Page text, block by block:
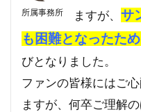
所属事務所
ますが、 サ
も困難となったた
びとなりました。
ファンの皆様にはご
ますが、何卒ご理解